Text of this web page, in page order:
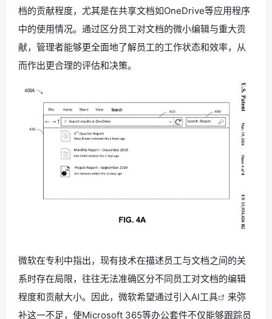
档的贡献程度，尤其是在共享文档如OneDrive等应用程序
中的使用情况。通过区分员工对文档的微小编辑与重大贡
献，管理者能够更全面地了解员工的工作状态和效率，从
而作出更合理的评估和决策。
微软在专利中指出，现有技术在描述员工与文档之间的关
系时存在局限，往往无法准确区分不同员工对文档的编辑
程度和贡献大小。因此，微软希望通过引入AI工具
来弥
补这一不足，使Microsoft 365等办公套件不仅能够跟踪员